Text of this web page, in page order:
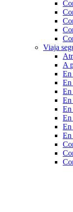
Viaja
A
En
En
En
En
En
En
En
En